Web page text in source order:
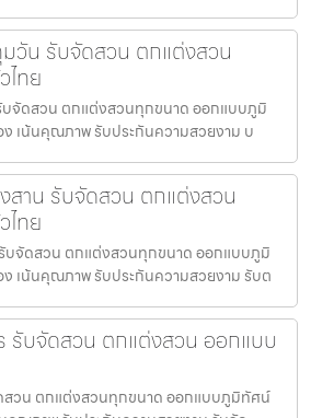
วัน รับจัดสวน ตกแต่งสวน
ทย
จัดสวน ตกแต่งสวนทุกขนาด ออกแบบภูมิ
ง เน้นคุณภาพ รับประกันความสวยงาม บ
าน รับจัดสวน ตกแต่งสวน
ทย
บจัดสวน ตกแต่งสวนทุกขนาด ออกแบบภูมิ
ง เน้นคุณภาพ รับประกันความสวยงาม รับต
รับจัดสวน ตกแต่งสวน ออกแบบ
สวน ตกแต่งสวนทุกขนาด ออกแบบภูมิทัศน์